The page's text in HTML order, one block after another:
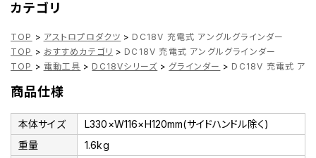
カテゴリ
TOP > アストロプロダクツ > DC18V 充電式 アングルグラインダー
TOP > おすすめカテゴリ > DC18V 充電式 アングルグラインダー
TOP > 電動工具 > DC18Vシリーズ > グラインダー > DC18V 充電式 アン
商品仕様
本体サイズ
L330×W116×H120mm(サイドハンドル除く)
重量
1.6kg